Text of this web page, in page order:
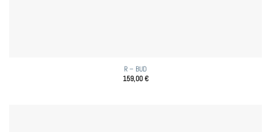
R – BUD
159,00€